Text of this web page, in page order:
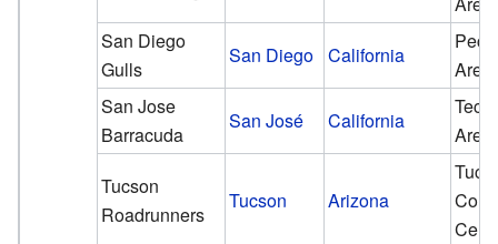
San Diego
Gulls
San Diego California
San Jose
Barracuda
San José California
Tucson
Roadrunners
Tucson Arizona